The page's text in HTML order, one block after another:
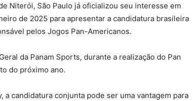
Niterói, São Paulo já oficializou seu interesse em
de 2025 para apresentar a candidatura brasileira
pelos Jogos Pan-Americanos.
da Panam Sports, durante a realização do Pan
do próximo ano.
a candidatura conjunta pode ser uma vantagem para